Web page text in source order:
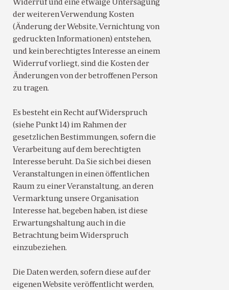
Widerruf und eine etwaige Untersagung
der weiteren Verwendung Kosten
(Änderung der Website, Vernichtung von
gedruckten Informationen) entstehen,
und kein berechtigtes Interesse an einem
Widerruf vorliegt, sind die Kosten der
Änderungen von der betroffenen Person
zu tragen.
Es besteht ein Recht auf Widerspruch
(siehe Punkt 14) im Rahmen der
gesetzlichen Bestimmungen, sofern die
Verarbeitung auf dem berechtigten
Interesse beruht. Da Sie sich bei diesen
Veranstaltungen in einen öffentlichen
Raum zu einer Veranstaltung, an deren
Vermarktung unsere Organisation
Interesse hat, begeben haben, ist diese
Erwartungshaltung auch in die
Betrachtung beim Widerspruch
einzubeziehen.
Die Daten werden, sofern diese auf der
eigenen Website veröffentlicht werden,